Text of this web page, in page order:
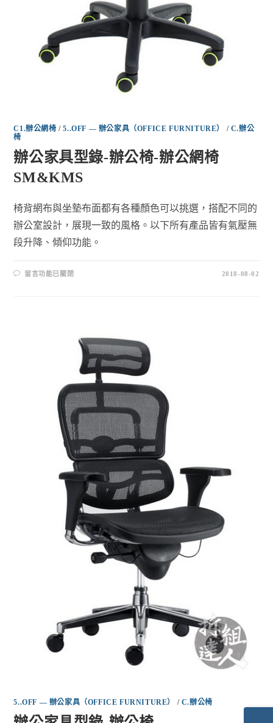
C1.辦公網椅 /5..OFF — 辦公家具（OFFICE FURNITURE） / C.辦公
椅
辦公家具型錄-辦公椅-辦公網椅
SM&KMS
椅背網布與坐墊布面都有各種顏色可以挑選，搭配不同的
辦公室設計，展現一致的風格。以下所有產品皆有氣壓無
段升降、傾仰功能。
留言功能已關閉 2018-08-02
5..OFF — 辦公家具（OFFICE FURNITURE） / C.辦公椅